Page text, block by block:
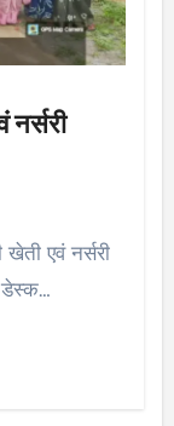
नर्सरी
डेस्क…